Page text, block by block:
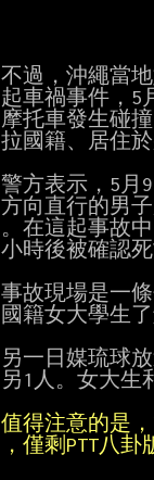
不過，沖繩當
起車禍事件，5
摩托車發生碰
拉國籍、居住
警方表示，5月
方向直行的男
。在這起事故
小時後被確認死
事故現場是一
國籍女大學生
另一日媒琉球
另1人。女大生
值得注意的是
，僅剩PTT八